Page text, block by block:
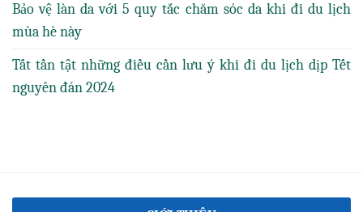
Bảo vệ làn da với 5 quy tắc chăm sóc da khi đi du lịch
mùa hè này
Tất tần tật những điều cần lưu ý khi đi du lịch dịp Tết
nguyên đán 2024